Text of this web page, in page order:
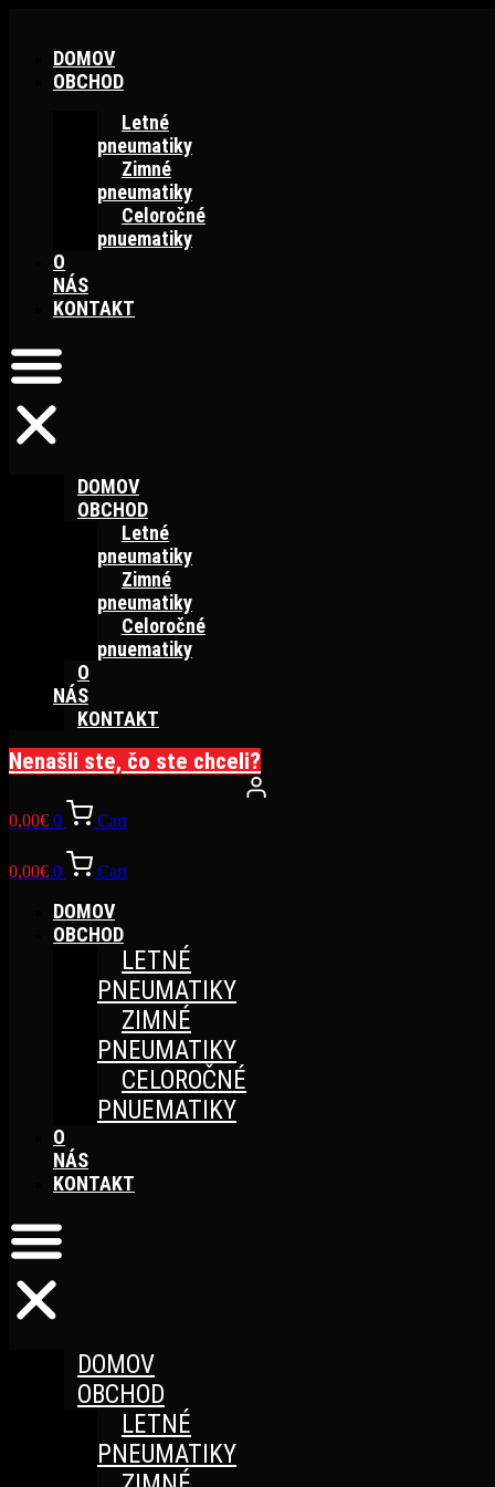
DOMOV
OBCHOD
Letné
pneumatiky
Zimné
pneumatiky
Celoročné
pnuematiky
O
NÁS
KONTAKT
DOMOV
OBCHOD
Letné
pneumatiky
Zimné
pneumatiky
Celoročné
pnuematiky
O
NÁS
KONTAKT
Nenašli ste, čo ste chceli?
0,00€ 0 Cart
0,00€ 0 Cart
DOMOV
OBCHOD
LETNÉ
PNEUMATIKY
ZIMNÉ
PNEUMATIKY
CELOROČNÉ
PNUEMATIKY
O
NÁS
KONTAKT
DOMOV
OBCHOD
LETNÉ
PNEUMATIKY